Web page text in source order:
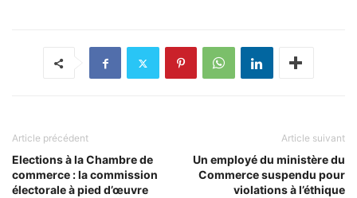
Article précédent
Elections à la Chambre de
commerce : la commission
électorale à pied d’œuvre
Article suivant
Un employé du ministère du
Commerce suspendu pour
violations à l’éthique